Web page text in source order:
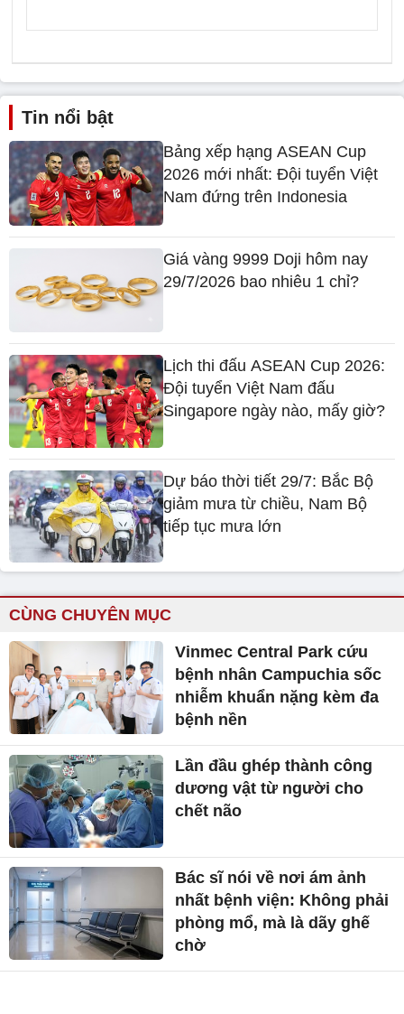
Tin nổi bật
Bảng xếp hạng ASEAN Cup
2026 mới nhất: Đội tuyển Việt
Nam đứng trên Indonesia
Giá vàng 9999 Doji hôm nay
29/7/2026 bao nhiêu 1 chỉ?
Lịch thi đấu ASEAN Cup 2026:
Đội tuyển Việt Nam đấu
Singapore ngày nào, mấy giờ?
Dự báo thời tiết 29/7: Bắc Bộ
giảm mưa từ chiều, Nam Bộ
tiếp tục mưa lớn
CÙNG CHUYÊN MỤC
Vinmec Central Park cứu
bệnh nhân Campuchia sốc
nhiễm khuẩn nặng kèm đa
bệnh nền
Lần đầu ghép thành công
dương vật từ người cho
chết não
Bác sĩ nói về nơi ám ảnh
nhất bệnh viện: Không phải
phòng mổ, mà là dãy ghế
chờ